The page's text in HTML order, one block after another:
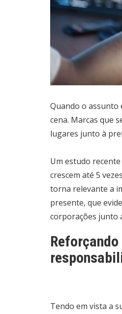
Quando o assunto
cena. Marcas que
lugares junto à
Um estudo
crescem até 5
torna relevante a
presente, que
corporações junto
Tendo em vista a